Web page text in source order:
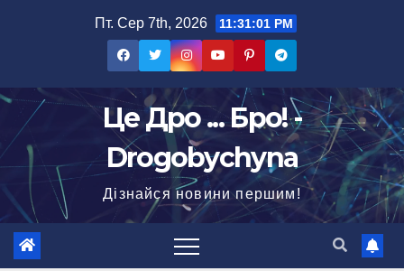
Пт. Сер 7th, 2026 11:31:02 PM
Це Дро ... Бро! -
Drogobychyna
Дізнайся новини першим!